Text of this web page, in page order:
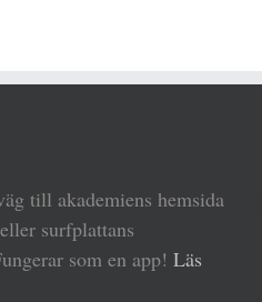
till akademiens hemsida
surfplattans
som en app! Läs